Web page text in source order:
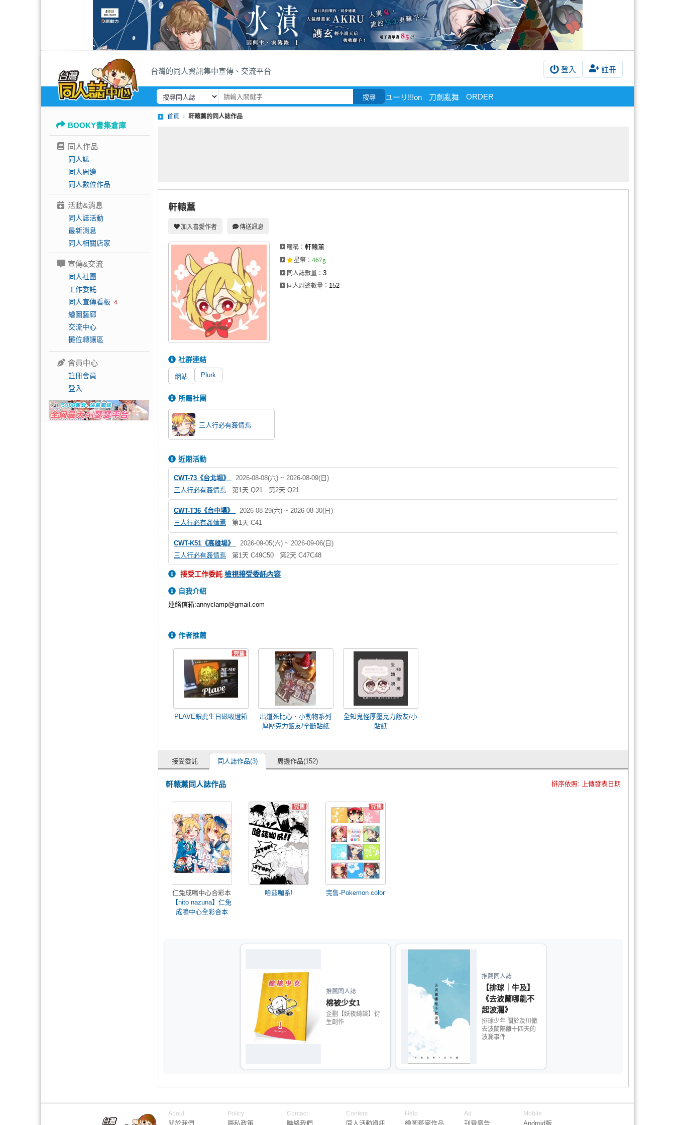
台灣的同人資訊集中宣傳、交流平台 登入 註冊
搜尋 ユーリ!!!on 刀劍亂舞 ORDER
BOOKY書集倉庫
同人作品
同人誌
同人周邊
同人數位作品
活動&消息
同人誌活動
最新消息
同人相關店家
宣傳&交流
同人社團
工作委託
同人宣傳看板 4
繪圖藝廊
交流中心
攤位轉讓區
會員中心
註冊會員
登入
首頁 軒轅薰的同人誌作品
軒轅薰
加入喜愛作者 傳送訊息
暱稱： 軒轅薰
星幣 ： 467g
同人誌數量： 3
同人周邊數量： 152
社群連結
網站 Plurk
所屬社團
三人行必有姦情焉
近期活動
CWT-73《台北場》
2026-08-08(六) ~ 2026-08-09(日)
三人行必有姦情焉
第1天 Q21 第2天 Q21
CWT-T36《台中場》
2026-08-29(六) ~ 2026-08-30(日)
三人行必有姦情焉
第1天 C41
CWT-K51《高雄場》
2026-09-05(六) ~ 2026-09-06(日)
三人行必有姦情焉
第1天 C49C50 第2天 C47C48
接受工作委託 檢視接受委託內容
自我介紹
連絡信箱:annyclamp@gmail.com
作者推薦
PLAVE銀虎生日磁吸燈箱
出道死比心、小動物系列
厚壓克力飯友/全斷貼紙
全知鬼怪厚壓克力飯友/小
貼紙
接受委託 同人誌作品(3) 周邊作品(152)
軒轅薰同人誌作品 排序依照: 上傳發表日期
仁兔成鳴中心合彩本
【nito nazuna】仁兔
成鳴中心全彩合本
哈茲咖系! 完售-Pokemon color
推薦同人誌
棉被少女1
企劃【妖夜綺談】衍
生創作
推薦同人誌
【排球｜牛及】
《去波蘭哪能不
起波瀾》
排球少年 關於及川徹
去波蘭隔離十四天的
波瀾事件
About
關於我們
Policy
隱私政策
Contact
聯絡我們
Content
同人活動資訊
Help
繪圖藝廊作品
Ad
刊登廣告
Mobile
Android版